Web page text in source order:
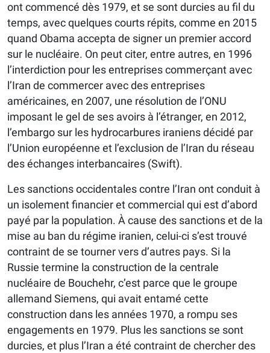
ont commencé dès 1979, et se sont durcies au fil du
temps, avec quelques courts répits, comme en 2015
quand Obama accepta de signer un premier accord
sur le nucléaire. On peut citer, entre autres, en 1996
l’interdiction pour les entreprises commerçant avec
l’Iran de commercer avec des entreprises
américaines, en 2007, une résolution de l’ONU
imposant le gel de ses avoirs à l’étranger, en 2012,
l’embargo sur les hydrocarbures iraniens décidé par
l’Union européenne et l’exclusion de l’Iran du réseau
des échanges interbancaires (Swift).
Les sanctions occidentales contre l’Iran ont conduit à
un isolement financier et commercial qui est d’abord
payé par la population. À cause des sanctions et de la
mise au ban du régime iranien, celui-ci s’est trouvé
contraint de se tourner vers d’autres pays. Si la
Russie termine la construction de la centrale
nucléaire de Bouchehr, c’est parce que le groupe
allemand Siemens, qui avait entamé cette
construction dans les années 1970, a rompu ses
engagements en 1979. Plus les sanctions se sont
durcies, et plus l’Iran a été contraint de chercher des